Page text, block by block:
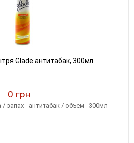
Glade антитабак, 300мл
0 грн
запах - антитабак / объем - 300мл